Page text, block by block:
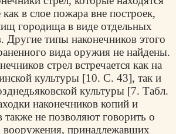
в слое пожара вне построек,
городища в виде отдельных
Другие типы наконечников этого
вида оружия не найдены.
стрел встречается как на
культуры [10. С. 43], так и
культуры [7. Табл.
наконечников копий и
не позволяют говорить о
вооружения, принадлежавших